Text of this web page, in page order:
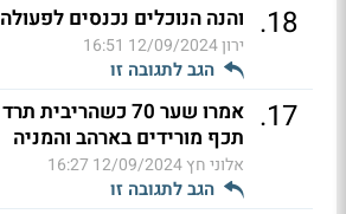
18
. והנה הנוכלים נכנסים לפעולה
ירון12/09/2024 16:51
הגב לתגובה זו
17
.
אמרו שער 70 כשהריבית תרד
תכף מורידים בארהב והמניה
אלוני חץ12/09/2024 16:27
הגב לתגובה זו